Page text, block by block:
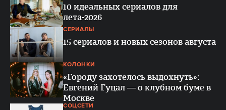
10 идеальных сериалов для
лета-2026
СЕРИАЛЫ
15 сериалов и новых сезонов августа
КОЛОНКИ
«Городу захотелось выдохнуть»:
Евгений Гуцал — о клубном буме в
Москве
СОЦСЕТИ